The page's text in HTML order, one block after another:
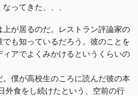
ってきた、、、
が居るのだ。レストラン評論家の
でも知っているだろう。彼のことを
アでよくみかけるというくらいの
僕が高校生のころに読んだ彼の本
外食をし続けたという、空前の行